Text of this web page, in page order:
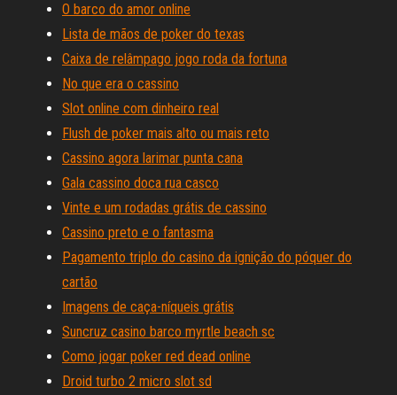
O barco do amor online
Lista de mãos de poker do texas
Caixa de relâmpago jogo roda da fortuna
No que era o cassino
Slot online com dinheiro real
Flush de poker mais alto ou mais reto
Cassino agora larimar punta cana
Gala cassino doca rua casco
Vinte e um rodadas grátis de cassino
Cassino preto e o fantasma
Pagamento triplo do casino da ignição do póquer do
cartão
Imagens de caça-níqueis grátis
Suncruz casino barco myrtle beach sc
Como jogar poker red dead online
Droid turbo 2 micro slot sd